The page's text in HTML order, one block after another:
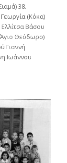
38.
(Κόκα)
Βάσου
Θεόδωρο)
Γιαννή
Ιωάννου